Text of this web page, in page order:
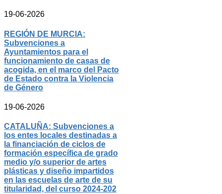
19-06-2026
REGIÓN DE MURCIA:
Subvenciones a
Ayuntamientos para el
funcionamiento de casas de
acogida, en el marco del Pacto
de Estado contra la Violencia
de Género
19-06-2026
CATALUÑA: Subvenciones a
los entes locales destinadas a
la financiación de ciclos de
formación específica de grado
medio y/o superior de artes
plásticas y diseño impartidos
en las escuelas de arte de su
titularidad, del curso 2024-202